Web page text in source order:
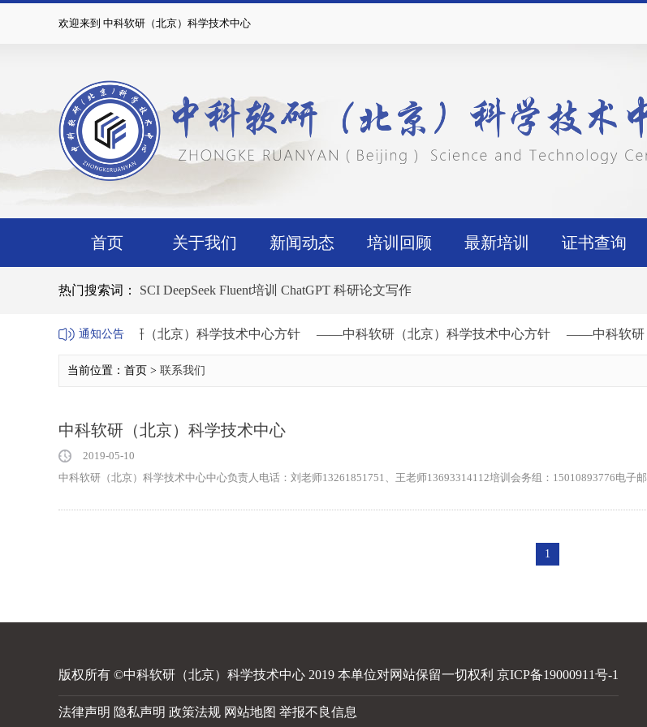
欢迎来到 中科软研（北京）科学技术中心
首页 关于我们 新闻动态 培训回顾 最新培训 证书查询
热门搜索词： SCI DeepSeek Fluent培训 ChatGPT 科研论文写作
通知公告
——中科软研（北京）科学技术中心方针 ——中科软研（北京）科学技术中心方针 ——中科软研
当前位置：首页 > 联系我们
中科软研（北京）科学技术中心
2019-05-10
中科软研（北京）科学技术中心中心负责人电话：刘老师13261851751、王老师13693314112培训会务组：15010893776电子
1
版权所有 ©中科软研（北京）科学技术中心 2019 本单位对网站保留一切权利 京ICP备19000911号-1
法律声明 隐私声明 政策法规 网站地图 举报不良信息